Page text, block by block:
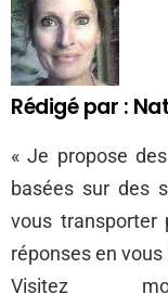
Rédigé par :
« Je propose
basées sur des
vous transporter
réponses en vous
Visitez